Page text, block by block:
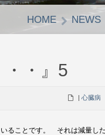
HOME NEWS
・・』5
| 心臓病
ることです。 それは減量し